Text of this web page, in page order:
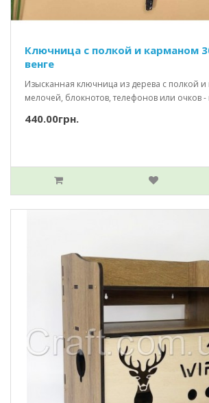
Ключница с полкой и карманом
венге
Изысканная ключница из дерева с полкой
мелочей, блокнотов, телефонов или очков -
440.00грн.